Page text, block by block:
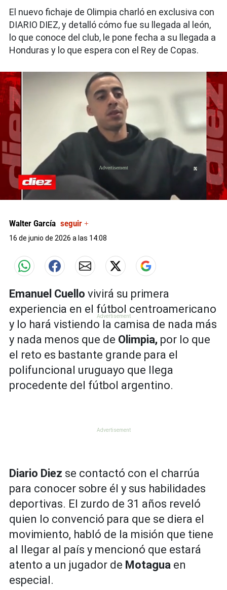
El nuevo fichaje de Olimpia charló en exclusiva con
DIARIO DIEZ, y detalló cómo fue su llegada al león,
lo que conoce del club, le pone fecha a su llegada a
Honduras y lo que espera con el Rey de Copas.
seconds
X
X
Walter García seguir +
16 de junio de 2026 a las 14:08
Emanuel Cuello vivirá su primera
experiencia en el fútbol centroamericano
y lo hará vistiendo la camisa de nada más
y nada menos que de Olimpia, por lo que
el reto es bastante grande para el
polifuncional uruguayo que llega
procedente del fútbol argentino.
Diario Diez se contactó con el charrúa
para conocer sobre él y sus habilidades
deportivas. El zurdo de 31 años reveló
quien lo convenció para que se diera el
movimiento, habló de la misión que tiene
al llegar al país y mencionó que estará
atento a un jugador de Motagua en
especial.